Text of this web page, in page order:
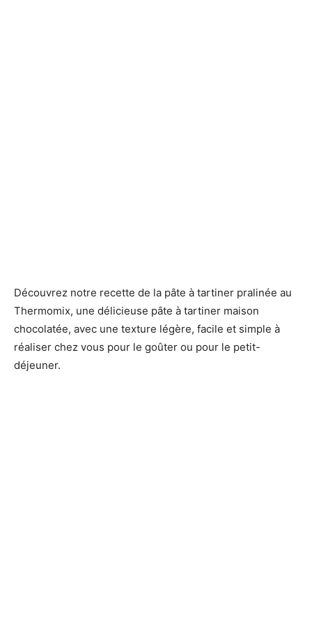
Découvrez notre recette de la pâte à tartiner pralinée au
Thermomix, une délicieuse pâte à tartiner maison
chocolatée, avec une texture légère, facile et simple à
réaliser chez vous pour le goûter ou pour le petit-
déjeuner.